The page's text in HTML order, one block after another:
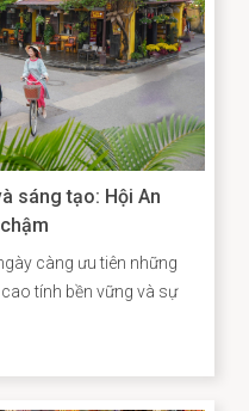
sáng tạo: Hội An
càng ưu tiên những
tính bền vững và sự
trí dẫn đầu không chỉ
đô thị di sản, mà